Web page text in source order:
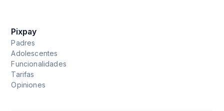
Pixpay
Padres
Adolescentes
Funcionalidades
Tarifas
Opiniones